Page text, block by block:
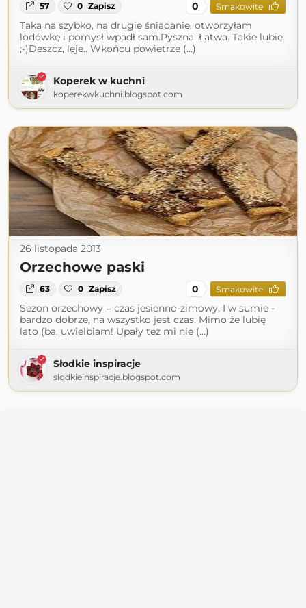
57 0 Zapisz 0 Smakowite
Taka na szybko, na drugie śniadanie. otworzyłam
lodówkę i pomysł wpadł sam.Pyszna. Łatwa. Takie lubię
;-)Deszcz, leje.. Wkońcu powietrze (...)
Koperek w kuchni
koperekwkuchni.blogspot.com
26 listopada 2013
Orzechowe paski
63 0 Zapisz 0 Smakowite
Sezon orzechowy = czas jesienno-zimowy. I w sumie -
bardzo dobrze, na wszystko jest czas. Mimo że lubię
lato (ba, uwielbiam! Upały też mi nie (...)
Słodkie inspiracje
slodkieinspiracje.blogspot.com